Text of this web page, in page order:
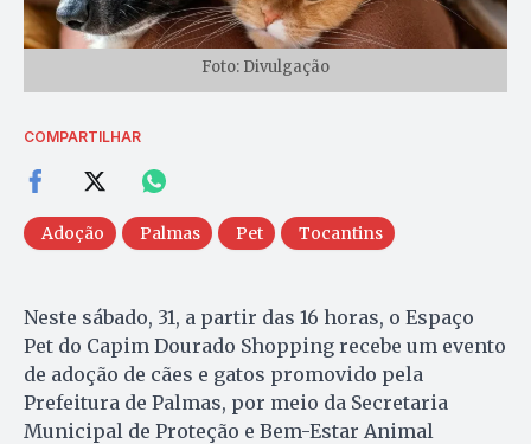
Foto: Divulgação
COMPARTILHAR
Adoção Palmas Pet Tocantins
Neste sábado, 31, a partir das 16 horas, o Espaço
Pet do Capim Dourado Shopping recebe um evento
de adoção de cães e gatos promovido pela
Prefeitura de Palmas, por meio da Secretaria
Municipal de Proteção e Bem-Estar Animal